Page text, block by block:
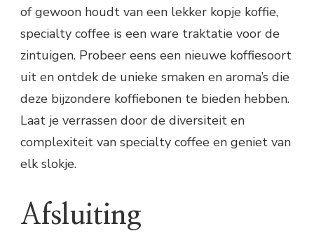
of gewoon houdt van een lekker kopje koffie,
specialty coffee is een ware traktatie voor de
zintuigen. Probeer eens een nieuwe koffiesoort
uit en ontdek de unieke smaken en aroma’s die
deze bijzondere koffiebonen te bieden hebben.
Laat je verrassen door de diversiteit en
complexiteit van specialty coffee en geniet van
elk slokje.
Afsluiting